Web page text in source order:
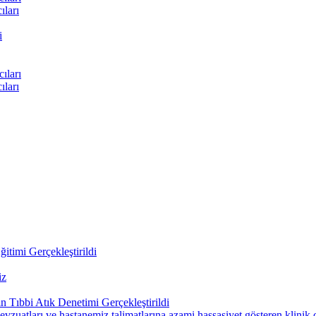
Gerçekleştirildi
Tıbbi Atık Denetimi Gerçekleştirildi